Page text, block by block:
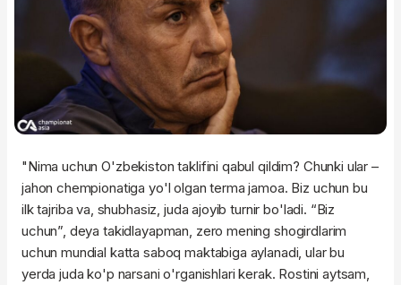
"Nima uchun O'zbekiston taklifini qabul qildim? Chunki ular –
jahon chempionatiga yo'l olgan terma jamoa. Biz uchun bu
ilk tajriba va, shubhasiz, juda ajoyib turnir bo'ladi. “Biz
uchun”, deya takidlayapman, zero mening shogirdlarim
uchun mundial katta saboq maktabiga aylanadi, ular bu
yerda juda ko'p narsani o'rganishlari kerak. Rostini aytsam,